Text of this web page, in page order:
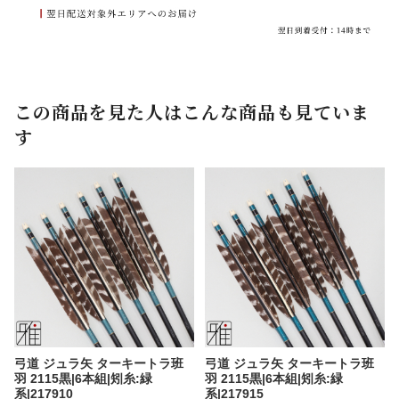
この商品を見た人はこんな商品も見ていま
す
弓道 ジュラ矢 ターキートラ班
羽 2115黒|6本組|矧糸:緑
系|217910
弓道 ジュラ矢 ターキートラ班
羽 2115黒|6本組|矧糸:緑
系|217915